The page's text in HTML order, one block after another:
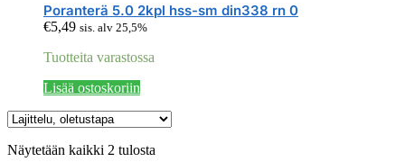
Poranterä 5.0 2kpl hss-sm din338 rn 0
€5,49 sis. alv 25,5%
Tuotteita varastossa
Lisää ostoskoriin
Näytetään kaikki 2 tulosta